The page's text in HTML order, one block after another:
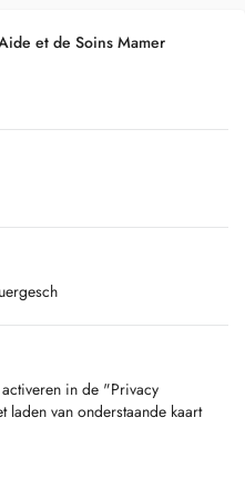
et de Soins Mamer
in de "Privacy
laden van onderstaande kaart